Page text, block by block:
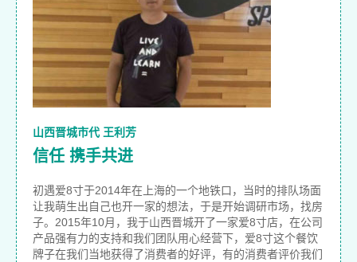
山西晋城市代 王利芳
信任 携手共进
初遇爱8寸于2014年在上海的一个地铁口，当时的排队场面
让我萌生出自己也开一家的想法，于是开始调研市场，找房
子。2015年10月，我于山西晋城开了一家爱8寸店，在公司
产品强有力的支持和我们团队用心经营下，爱8寸这个餐饮
牌子在我们当地获得了消费者的好评，有的消费者评价我们